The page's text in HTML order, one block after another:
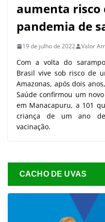
aumenta risco
pandemia de
19 de julho de 2022 Valor
Com a volta do
Brasil vive sob risco de
Amazonas, após dois
Saúde confirmou um
em Manacapuru, a 101
criança de um ano
vacinação.
CACHO DE UVAS